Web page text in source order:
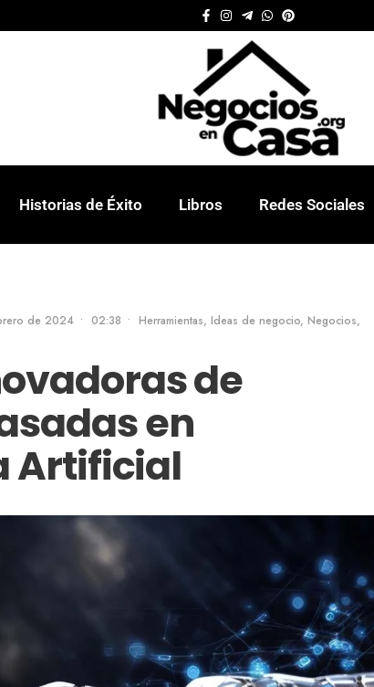
Historias de Éxito Libros Redes Sociales
de 2024 • 02:38 • Herramientas, Ideas de negocio, Negocios,
de
en
Artificial